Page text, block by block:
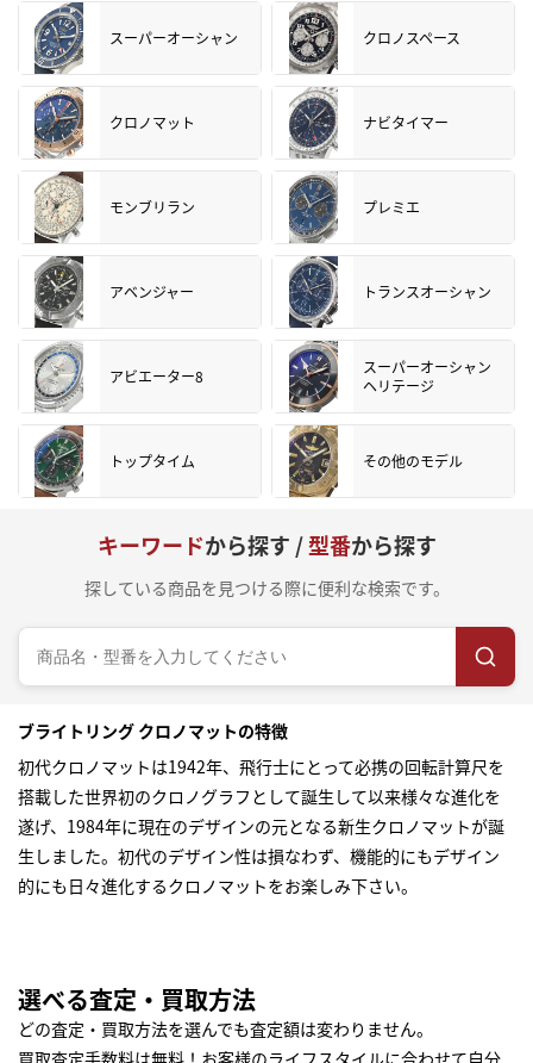
スーパーオーシャン クロノスペース
クロノマット ナビタイマー
モンブリラン プレミエ
アベンジャー トランスオーシャン
アビエーター8
スーパーオーシャン
ヘリテージ
トップタイム その他のモデル
キーワードから探す /型番から探す
探している商品を見つける際に便利な検索です。
ブライトリング クロノマットの特徴
初代クロノマットは1942年、飛行士にとって必携の回転計算尺を
搭載した世界初のクロノグラフとして誕生して以来様々な進化を
遂げ、1984年に現在のデザインの元となる新生クロノマットが誕
生しました。初代のデザイン性は損なわず、機能的にもデザイン
的にも日々進化するクロノマットをお楽しみ下さい。
選べる査定・買取方法
どの査定・買取方法を選んでも査定額は変わりません。